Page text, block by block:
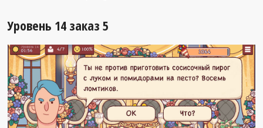
Уровень 14 заказ 5